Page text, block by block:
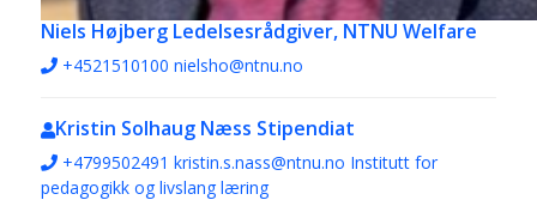
Niels Højberg Ledelsesrådgiver, NTNU Welfare
+4521510100 nielsho@ntnu.no
Kristin Solhaug Næss Stipendiat
+4799502491 kristin.s.nass@ntnu.no Institutt for
pedagogikk og livslang læring